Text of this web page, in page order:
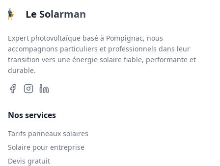
Le Solarman
Expert photovoltaïque basé à Pompignac, nous
accompagnons particuliers et professionnels dans leur
transition vers une énergie solaire fiable, performante et
durable.
Nos services
Tarifs panneaux solaires
Solaire pour entreprise
Devis gratuit